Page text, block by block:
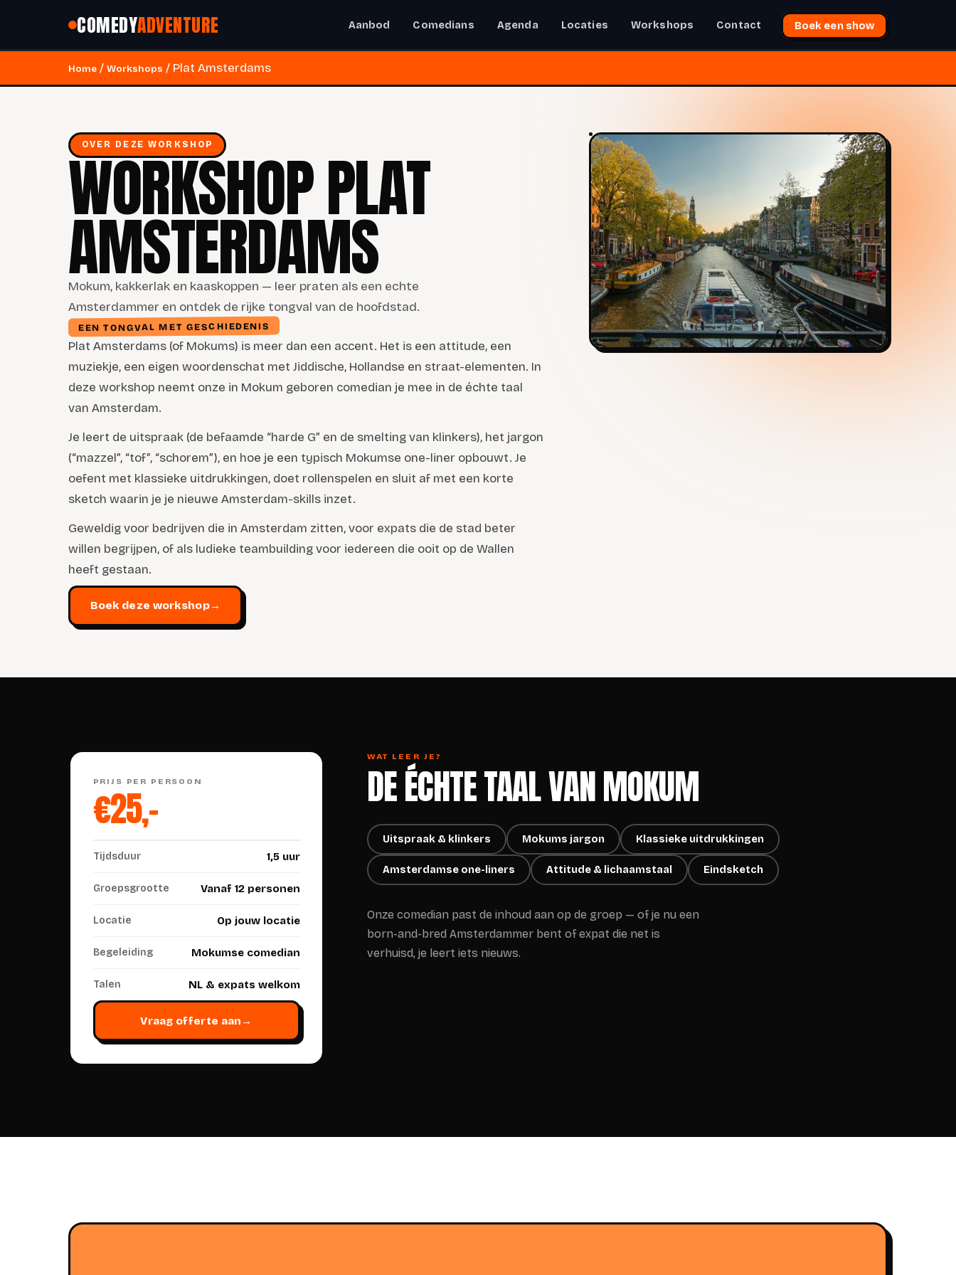
COMEDYADVENTURE Aanbod Comedians Agenda Locaties Workshops Contact Boek een show
Home / Workshops / Plat Amsterdams
OVER DEZE WORKSHOP
WORKSHOP PLAT
AMSTERDAMS
Mokum, kakkerlak en kaaskoppen — leer praten als een echte
Amsterdammer en ontdek de rijke tongval van de hoofdstad.
EEN TONGVAL MET GESCHIEDENIS
Plat Amsterdams (of Mokums) is meer dan een accent. Het is een attitude, een
muziekje, een eigen woordenschat met Jiddische, Hollandse en straat-elementen. In
deze workshop neemt onze in Mokum geboren comedian je mee in de échte taal
van Amsterdam.
Je leert de uitspraak (de befaamde “harde G” en de smelting van klinkers), het jargon
(“mazzel”, “tof”, “schorem”), en hoe je een typisch Mokumse one-liner opbouwt. Je
oefent met klassieke uitdrukkingen, doet rollenspelen en sluit af met een korte
sketch waarin je je nieuwe Amsterdam-skills inzet.
Geweldig voor bedrijven die in Amsterdam zitten, voor expats die de stad beter
willen begrijpen, of als ludieke teambuilding voor iedereen die ooit op de Wallen
heeft gestaan.
Boek deze workshop→
PRIJS PER PERSOON
€25,-
Tijdsduur 1,5 uur
Groepsgrootte Vanaf 12 personen
Locatie Op jouw locatie
Begeleiding Mokumse comedian
Talen NL & expats welkom
Vraag offerte aan →
WAT LEER JE?
DE ÉCHTE TAAL VAN MOKUM
Uitspraak & klinkers Mokums jargon Klassieke uitdrukkingen
Amsterdamse one-liners Attitude & lichaamstaal Eindsketch
Onze comedian past de inhoud aan op de groep — of je nu een
born-and-bred Amsterdammer bent of expat die net is
verhuisd, je leert iets nieuws.